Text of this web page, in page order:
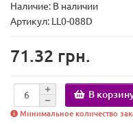
Наличие: В наличии
Артикул: LL0-088D
71.32 грн.
В
Минимальное количество